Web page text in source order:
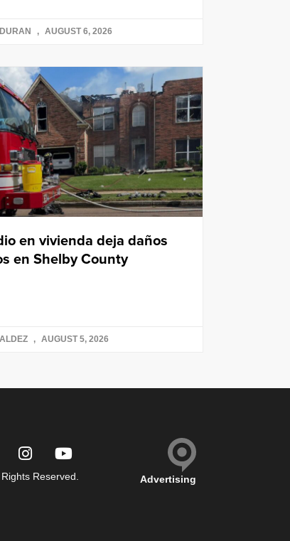
AUGUST 6, 2026
en vivienda deja daños
en Shelby County
AUGUST 5, 2026
Reserved.
Advertising